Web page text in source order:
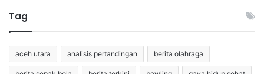
Tag
aceh utara analisis pertandingan berita olahraga